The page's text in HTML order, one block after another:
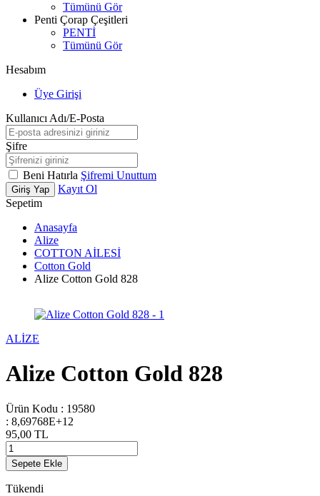
Tümünü Gör
Penti Çorap Çeşitleri
PENTİ
Tümünü Gör
Hesabım
Üye Girişi
Kullanıcı Adı/E-Posta
Şifre
Beni Hatırla Şifremi Unuttum
Giriş Yap
Kayıt Ol
Sepetim
Anasayfa
Alize
COTTON AİLESİ
Cotton Gold
Alize Cotton Gold 828
ALİZE
Alize Cotton Gold 828
Ürün Kodu : 19580
: 8,69768E+12
95,00 TL
Sepete Ekle
Tükendi